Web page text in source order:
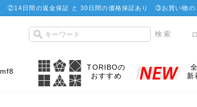
②14日間の返金保証 と 30日間の価格保証あり ③お買い物の
mf8
TORIBOの
おすすめ
新